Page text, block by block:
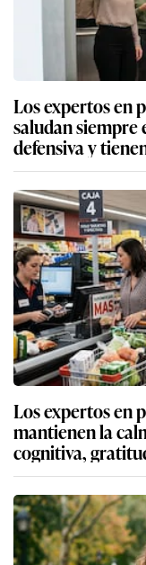
Los expertos en
saludan siempre
defensiva y
Los expertos en
mantienen la
cognitiva,